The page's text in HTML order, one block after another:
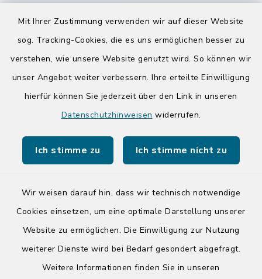
Mit Ihrer Zustimmung verwenden wir auf dieser Website
sog. Tracking-Cookies, die es uns ermöglichen besser zu
verstehen, wie unsere Website genutzt wird. So können wir
unser Angebot weiter verbessern. Ihre erteilte Einwilligung
hierfür können Sie jederzeit über den Link in unseren
Datenschutzhinweisen widerrufen.
Ich stimme zu Ich stimme nicht zu
Wir weisen darauf hin, dass wir technisch notwendige
Cookies einsetzen, um eine optimale Darstellung unserer
Website zu ermöglichen. Die Einwilligung zur Nutzung
weiterer Dienste wird bei Bedarf gesondert abgefragt.
Weitere Informationen finden Sie in unseren
Donnerstag zusätzlich:
14:00-17:00 Uhr
Quicklinks
Tourist-Info der Stadt Bad Segeberg
Barrierefreiheit